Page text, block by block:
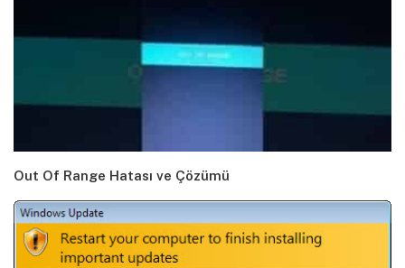
Out Of Range Hatası ve Çözümü